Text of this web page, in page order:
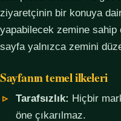
ziyaretçinin bir konuya
yapabilecek zemine sahip
sayfa yalnızca zemini
Sayfanın temel ilkeleri
Tarafsızlık: Hiçbir
öne çıkarılmaz.